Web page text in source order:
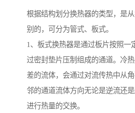
根据结构划分换热器的类型，是
别的，可分为管式、板式。
1、板式换热器是通过板片按照一
过密封垫片压制组成的通道。冷
差的流体，会通过对流传热中从
邻的通道流体方向无论是逆流还
进行热量的交换。